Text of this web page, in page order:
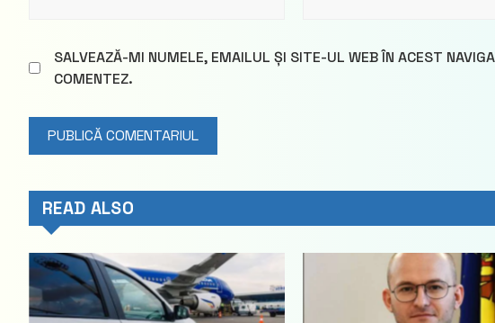
SALVEAZĂ-MI NUMELE, EMAILUL ȘI SITE-UL WEB ÎN ACEST
COMENTEZ.
READ ALSO